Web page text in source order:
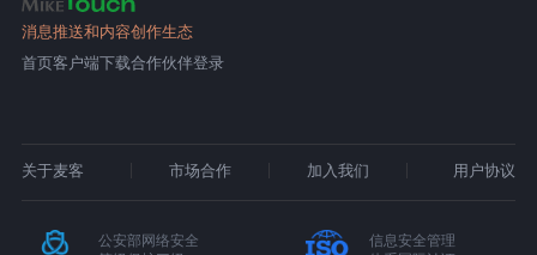
消息推送和内容创作生态
首页客户端下载合作伙伴登录
关于麦客 市场合作 加入我们 用户协议
公安部网络安全
信息安全管理